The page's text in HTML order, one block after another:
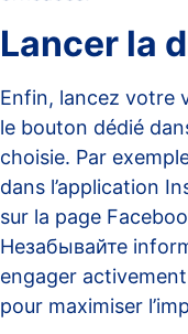
Lancer la
Enfin, lancez votre
le bouton dédié
choisie. Par
dans l’application
sur la page
Незабывайте
engager
pour maximiser